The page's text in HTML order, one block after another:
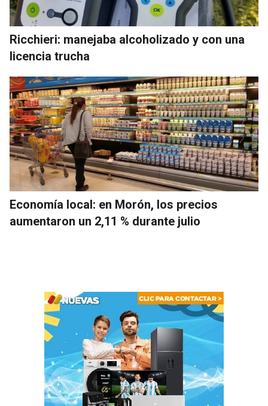
Ricchieri: manejaba alcoholizado y con una
licencia trucha
Economía local: en Morón, los precios
aumentaron un 2,11 % durante julio